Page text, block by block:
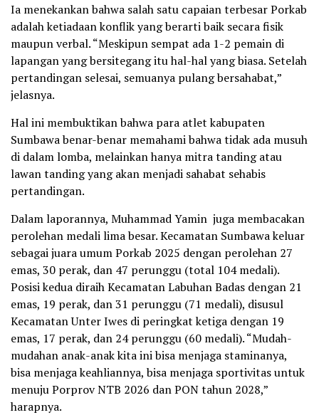
Ia menekankan bahwa salah satu capaian terbesar Porkab
adalah ketiadaan konflik yang berarti baik secara fisik
maupun verbal. “Meskipun sempat ada 1-2 pemain di
lapangan yang bersitegang itu hal-hal yang biasa. Setelah
pertandingan selesai, semuanya pulang bersahabat,”
jelasnya.
Hal ini membuktikan bahwa para atlet kabupaten
Sumbawa benar-benar memahami bahwa tidak ada musuh
di dalam lomba, melainkan hanya mitra tanding atau
lawan tanding yang akan menjadi sahabat sehabis
pertandingan.
Dalam laporannya, Muhammad Yamin juga membacakan
perolehan medali lima besar. Kecamatan Sumbawa keluar
sebagai juara umum Porkab 2025 dengan perolehan 27
emas, 30 perak, dan 47 perunggu (total 104 medali).
Posisi kedua diraih Kecamatan Labuhan Badas dengan 21
emas, 19 perak, dan 31 perunggu (71 medali), disusul
Kecamatan Unter Iwes di peringkat ketiga dengan 19
emas, 17 perak, dan 24 perunggu (60 medali). “Mudah-
mudahan anak-anak kita ini bisa menjaga staminanya,
bisa menjaga keahliannya, bisa menjaga sportivitas untuk
menuju Porprov NTB 2026 dan PON tahun 2028,”
harapnya.